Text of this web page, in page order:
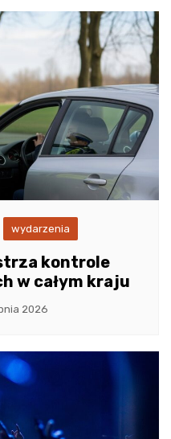
wydarzenia
kontrole
w całym kraju
2026